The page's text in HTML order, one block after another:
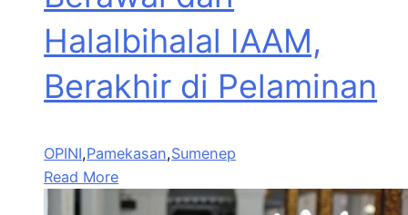
Halalbihalal IAAM,
Berakhir di Pelaminan
OPINI,Pamekasan,Sumenep
Read More